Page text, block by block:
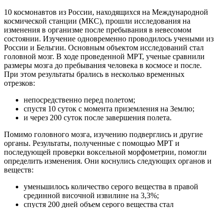
10 космонавтов из России, находящихся на Международной
космической станции (МКС), прошли исследования на
изменения в организме после пребывания в невесомом
состоянии. Изучение одновременно проводилось учеными из
России и Бельгии. Основным объектом исследований стал
головной мозг. В ходе проведенной МРТ, ученые сравнили
размеры мозга до пребывания человека в космосе и после.
При этом результаты брались в несколько временных
отрезков:
непосредственно перед полетом;
спустя 10 суток с момента приземления на Землю;
и через 200 суток после завершения полета.
Помимо головного мозга, изучению подверглись и другие
органы. Результаты, полученные с помощью МРТ и
последующей проверки воксельной морфометрии, помогли
определить изменения. Они коснулись следующих органов и
веществ:
уменьшилось количество серого вещества в правой
срединной височной извилине на 3,3%;
спустя 200 дней объем серого вещества стал